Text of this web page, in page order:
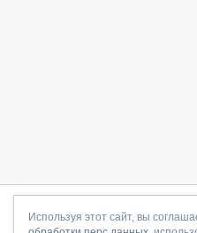
О сайте|С чего начать|
Используя этот сайт, вы